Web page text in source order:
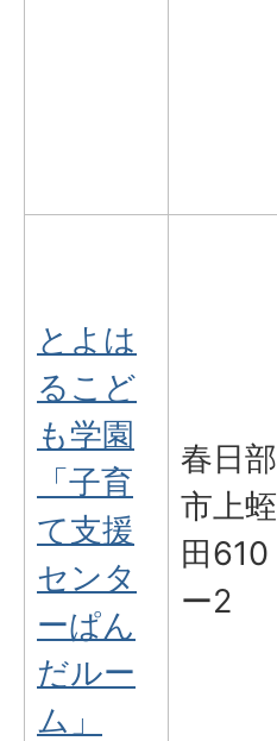
とよは
るこど
も学園
「子育
て支援
センタ
ーぱん
だルー
ム」
春日部
市上蛭
田610
ー2